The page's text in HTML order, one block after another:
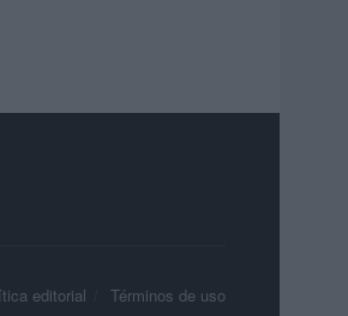
editorial Términos de uso